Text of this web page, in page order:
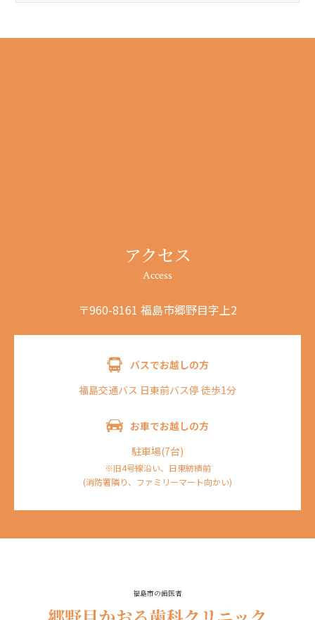
アクセス
Access
〒960-8161 福島市郷野目字上2
バスでお越しの方
福島交通バス 日東前バス停 徒歩1分
お車でお越しの方
駐車場(7台)
※旧4号線沿い、日東紡績前
(消防署隣り、ファミリーマート向かい)
福島市の歯医者